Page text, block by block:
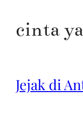
cinta
Jejak di